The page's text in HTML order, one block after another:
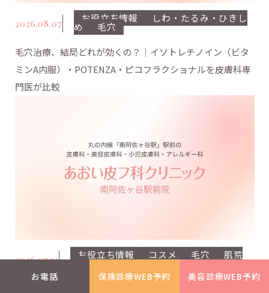
お電話 保険診療WEB予約 美容診療WEB予約
2026.08.07 お役立ち情報 しわ・たるみ・ひきし
め
毛穴
毛穴治療、結局どれが効くの？｜イソトレチノイン（ビタ
ミンA内服）・POTENZA・ピコフラクショナルを皮膚科専
門医が比較
2026.07.31 お役立ち情報 コスメ 毛穴 肌荒